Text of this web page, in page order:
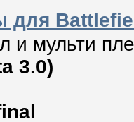
для
и мульти
3.0)